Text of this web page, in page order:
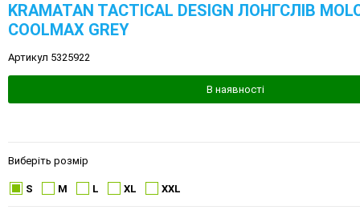
KRAMATAN TACTICAL DESIGN ЛОНГСЛІВ
COOLMAX GREY
Артикул 5325922
В наявності
Виберіть розмір
S M L XL XXL